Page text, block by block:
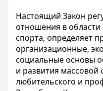
Настоящий Закон
отношения в области
спорта, определяет
организационные,
социальные основы
и развития массовой
любительского и